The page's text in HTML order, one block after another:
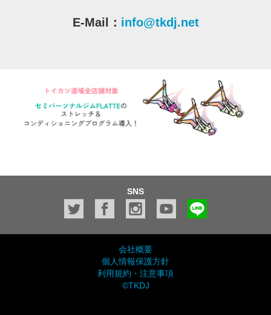
E-Mail： info@tkdj.net
SNS
会社概要
個人情報保護方針
利用規約・注意事項
©TKDJ